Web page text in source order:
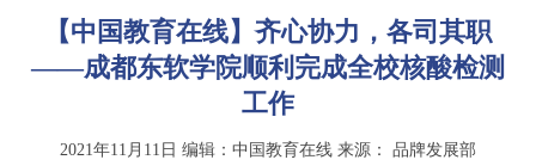
【中国教育在线】齐心协力，各司其职
——成都东软学院顺利完成全校核酸检测
工作
2021年11月11日 编辑：中国教育在线 来源： 品牌发展部